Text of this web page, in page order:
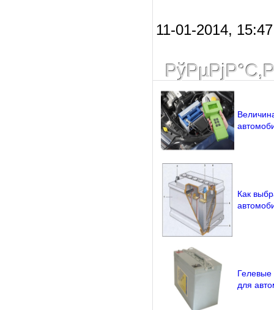
11-01-2014,
Как
Гелевые
для